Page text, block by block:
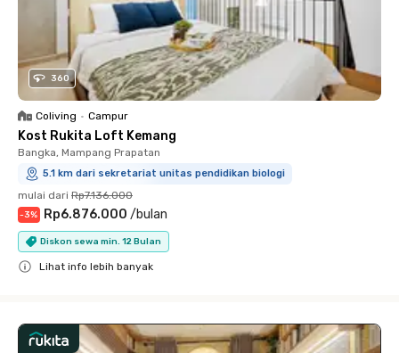
360
Coliving • Campur
Kost Rukita Loft Kemang
Bangka, Mampang Prapatan
5.1 km dari sekretariat unitas pendidikan biologi
mulai dari Rp7.136.000
-3% Rp6.876.000 /bulan
Diskon sewa min. 12 Bulan
Lihat info lebih banyak